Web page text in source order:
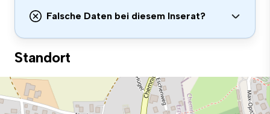
Falsche Daten bei diesem Inserat?
Standort